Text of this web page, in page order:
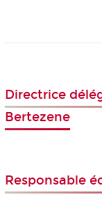
Directrice
Bertezene
Responsable